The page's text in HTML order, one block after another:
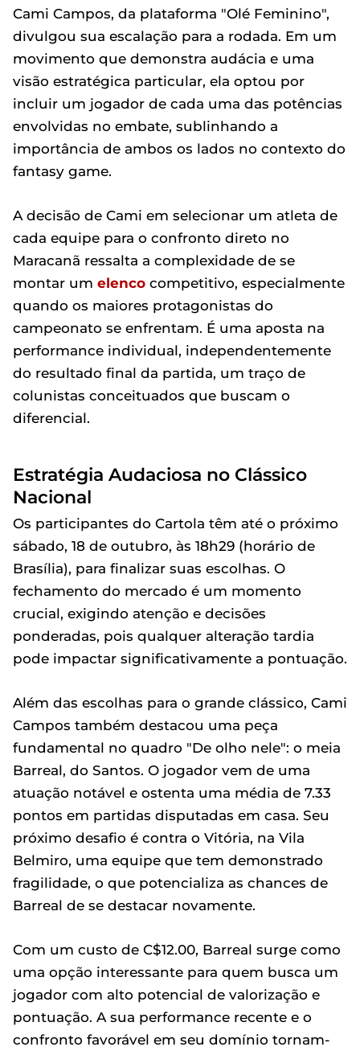
Cami Campos, da plataforma "Olé Feminino",
divulgou sua escalação para a rodada. Em um
movimento que demonstra audácia e uma
visão estratégica particular, ela optou por
incluir um jogador de cada uma das potências
envolvidas no embate, sublinhando a
importância de ambos os lados no contexto do
fantasy game.
A decisão de Cami em selecionar um atleta de
cada equipe para o confronto direto no
Maracanã ressalta a complexidade de se
montar um elenco competitivo, especialmente
quando os maiores protagonistas do
campeonato se enfrentam. É uma aposta na
performance individual, independentemente
do resultado final da partida, um traço de
colunistas conceituados que buscam o
diferencial.
Estratégia Audaciosa no Clássico
Nacional
Os participantes do Cartola têm até o próximo
sábado, 18 de outubro, às 18h29 (horário de
Brasília), para finalizar suas escolhas. O
fechamento do mercado é um momento
crucial, exigindo atenção e decisões
ponderadas, pois qualquer alteração tardia
pode impactar significativamente a pontuação.
Além das escolhas para o grande clássico, Cami
Campos também destacou uma peça
fundamental no quadro "De olho nele": o meia
Barreal, do Santos. O jogador vem de uma
atuação notável e ostenta uma média de 7.33
pontos em partidas disputadas em casa. Seu
próximo desafio é contra o Vitória, na Vila
Belmiro, uma equipe que tem demonstrado
fragilidade, o que potencializa as chances de
Barreal de se destacar novamente.
Com um custo de C$12.00, Barreal surge como
uma opção interessante para quem busca um
jogador com alto potencial de valorização e
pontuação. A sua performance recente e o
confronto favorável em seu domínio tornam-